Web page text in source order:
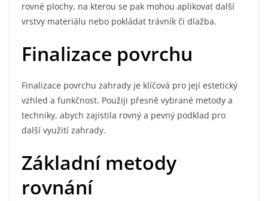
rovné plochy, na kterou se pak mohou aplikovat další
vrstvy materiálu nebo pokládat trávník či dlažba.
Finalizace povrchu
Finalizace povrchu zahrady je klíčová pro její estetický
vzhled a funkčnost. Použiji přesně vybrané metody a
techniky, abych zajistila rovný a pevný podklad pro
další využití zahrady.
Základní metody
rovnání